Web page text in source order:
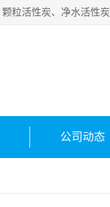
公司动态